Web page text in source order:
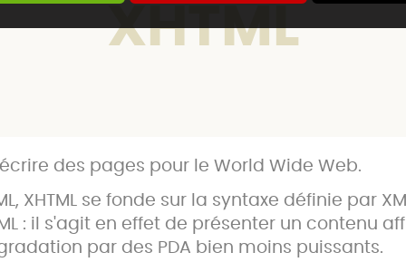
XHTML
des pages pour le World Wide Web.
XHTML se fonde sur la syntaxe définie par
: il s'agit en effet de présenter un contenu
par des PDA bien moins puissants.